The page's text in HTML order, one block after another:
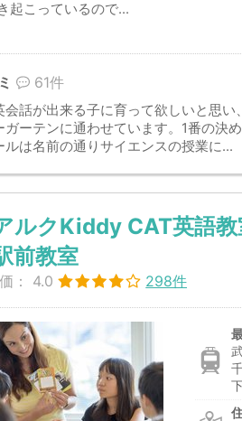
起こっているので...
61件
会話が出来る子に育って欲しいと思
ガーテンに通わせています。1番の決
ルは名前の通りサイエンスの授業に...
ルクKiddy CAT英語
前教室
： 4.0 298件